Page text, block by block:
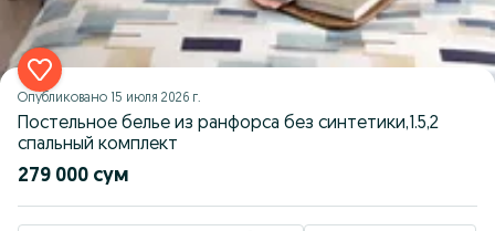
Опубликовано 15 июля 2026 г.
Постельное белье из ранфорса без синтетики,1.5,2
спальный комплект
279 000 сум